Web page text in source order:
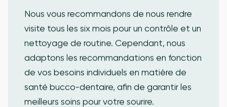
Nous vous recommandons de nous rendre
visite tous les six mois pour un contrôle et un
nettoyage de routine. Cependant, nous
adaptons les recommandations en fonction
de vos besoins individuels en matière de
santé bucco-dentaire, afin de garantir les
meilleurs soins pour votre sourire.